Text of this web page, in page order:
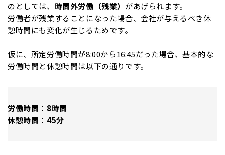
のとしては、 時間外労働（残業） があげられます。
労働者が残業することになった場合、会社が与えるべき休
憩時間にも変化が生じるためです。
仮に、所定労働時間が8:00から16:45だった場合、基本的な
労働時間と休憩時間は以下の通りです。
労働時間：8時間
休憩時間：45分